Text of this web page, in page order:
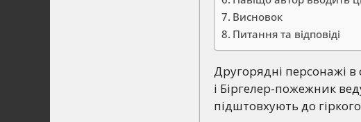
Висновок
Питання та відповіді
Другорядні персонажі
і Біргелер-пожежник
підштовхують до